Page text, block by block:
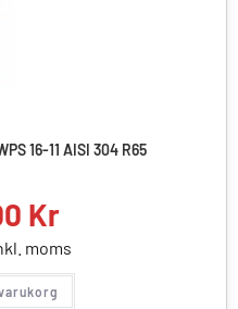
16-11 AISI 304 R65
Kr
moms